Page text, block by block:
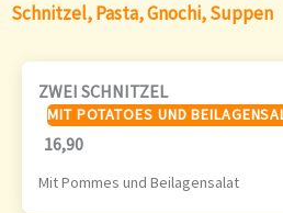
Schnitzel, Pasta, Gnochi, Suppen
ZWEI SCHNITZEL
MIT POTATOES UND
16,90
Mit Pommes und Beilagensalat